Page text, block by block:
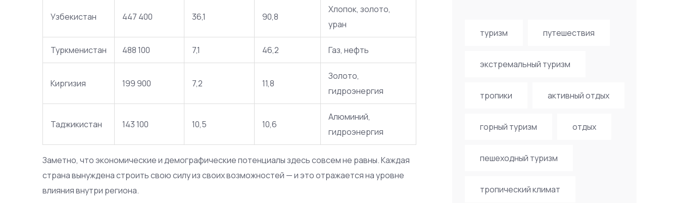
туризм путешествия
экстремальный туризм
тропики активный отдых
горный туризм отдых
пешеходный туризм
тропический климат
Узбекистан 447 400 36,1 90,8
Хлопок, золото,
уран
Туркменистан 488 100 7,1 46,2 Газ, нефть
Киргизия 199 900 7,2 11,8
Золото,
гидроэнергия
Таджикистан 143 100 10,5 10,6
Алюминий,
гидроэнергия
Заметно, что экономические и демографические потенциалы здесь совсем не равны. Каждая
страна вынуждена строить свою силу из своих возможностей — и это отражается на уровне
влияния внутри региона.